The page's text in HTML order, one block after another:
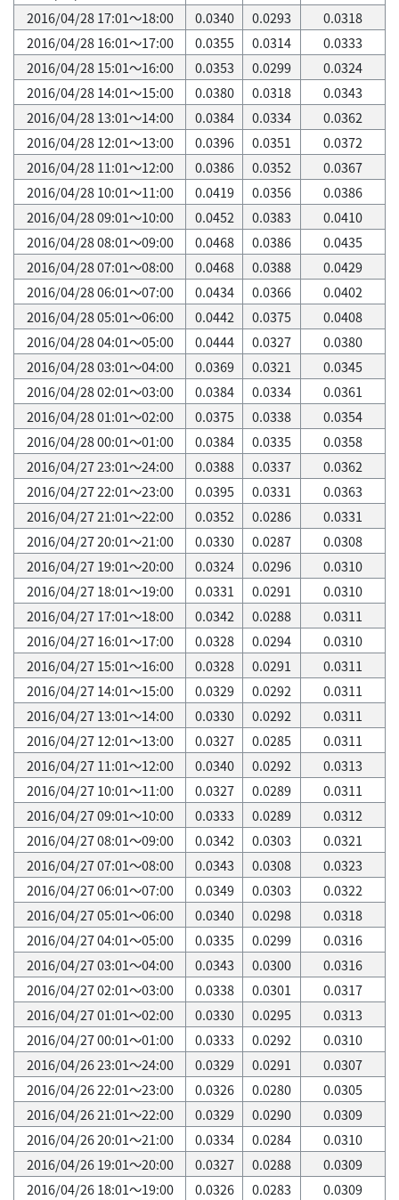
2016/04/28 17:01～18:00
0.0340 0.0293
0.0318
2016/04/28 16:01～17:00
0.0355 0.0314
0.0333
2016/04/28 15:01～16:00
0.0353 0.0299
0.0324
2016/04/28 14:01～15:00
0.0380 0.0318
0.0343
2016/04/28 13:01～14:00
0.0384 0.0334
0.0362
2016/04/28 12:01～13:00
0.0396 0.0351
0.0372
2016/04/28 11:01～12:00
0.0386 0.0352
0.0367
2016/04/28 10:01～11:00
0.0419 0.0356
0.0386
2016/04/28 09:01～10:00
0.0452 0.0383
0.0410
2016/04/28 08:01～09:00
0.0468 0.0386
0.0435
2016/04/28 07:01～08:00
0.0468 0.0388
0.0429
2016/04/28 06:01～07:00
0.0434 0.0366
0.0402
2016/04/28 05:01～06:00
0.0442 0.0375
0.0408
2016/04/28 04:01～05:00
0.0444 0.0327
0.0380
2016/04/28 03:01～04:00
0.0369 0.0321
0.0345
2016/04/28 02:01～03:00
0.0384 0.0334
0.0361
2016/04/28 01:01～02:00
0.0375 0.0338
0.0354
2016/04/28 00:01～01:00
0.0384 0.0335
0.0358
2016/04/27 23:01～24:00
0.0388 0.0337
0.0362
2016/04/27 22:01～23:00
0.0395 0.0331
0.0363
2016/04/27 21:01～22:00
0.0352 0.0286
0.0331
2016/04/27 20:01～21:00
0.0330 0.0287
0.0308
2016/04/27 19:01～20:00
0.0324 0.0296
0.0310
2016/04/27 18:01～19:00
0.0331 0.0291
0.0310
2016/04/27 17:01～18:00
0.0342 0.0288
0.0311
2016/04/27 16:01～17:00
0.0328 0.0294
0.0310
2016/04/27 15:01～16:00
0.0328 0.0291
0.0311
2016/04/27 14:01～15:00
0.0329 0.0292
0.0311
2016/04/27 13:01～14:00
0.0330 0.0292
0.0311
2016/04/27 12:01～13:00
0.0327 0.0285
0.0311
2016/04/27 11:01～12:00
0.0340 0.0292
0.0313
2016/04/27 10:01～11:00
0.0327 0.0289
0.0311
2016/04/27 09:01～10:00
0.0333 0.0289
0.0312
2016/04/27 08:01～09:00
0.0342 0.0303
0.0321
2016/04/27 07:01～08:00
0.0343 0.0308
0.0323
2016/04/27 06:01～07:00
0.0349 0.0303
0.0322
2016/04/27 05:01～06:00
0.0340 0.0298
0.0318
2016/04/27 04:01～05:00
0.0335 0.0299
0.0316
2016/04/27 03:01～04:00
0.0343 0.0300
0.0316
2016/04/27 02:01～03:00
0.0338 0.0301
0.0317
2016/04/27 01:01～02:00
0.0330 0.0295
0.0313
2016/04/27 00:01～01:00
0.0333 0.0292
0.0310
2016/04/26 23:01～24:00
0.0329 0.0291
0.0307
2016/04/26 22:01～23:00
0.0326 0.0280
0.0305
2016/04/26 21:01～22:00
0.0329 0.0290
0.0309
2016/04/26 20:01～21:00
0.0334 0.0284
0.0310
2016/04/26 19:01～20:00
0.0327 0.0288
0.0309
2016/04/26 18:01～19:00
0.0326 0.0283
0.0309